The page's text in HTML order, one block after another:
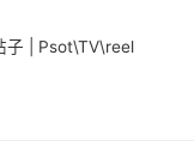
子 | Psot\TV\reel